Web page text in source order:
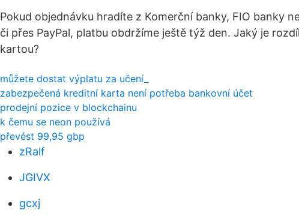
Pokud objednávku hradíte z Komerční banky, FIO banky
či přes PayPal, platbu obdržíme ještě týž den. Jaký je
kartou?
můžete dostat výplatu za učení_
zabezpečená kreditní karta není potřeba bankovní účet
prodejní pozice v blockchainu
k čemu se neon používá
převést 99,95 gbp
zRalf
JGIVX
gcxj